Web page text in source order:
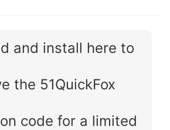
and install here to
the 51QuickFox
code for a limited